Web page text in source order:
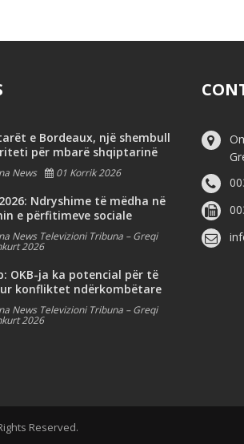
e Bordeaux, një shembull
për mbarë shqiptarinë
News 01 Korrik 2026
Ndryshime të mëdha në
e përfitimeve sociale
News Televizioni Tribuna – Greqi
2026
OKB-ja ka potencial për të
konfliktet ndërkombëtare
News Televizioni Tribuna – Greqi
2026
Reserved.